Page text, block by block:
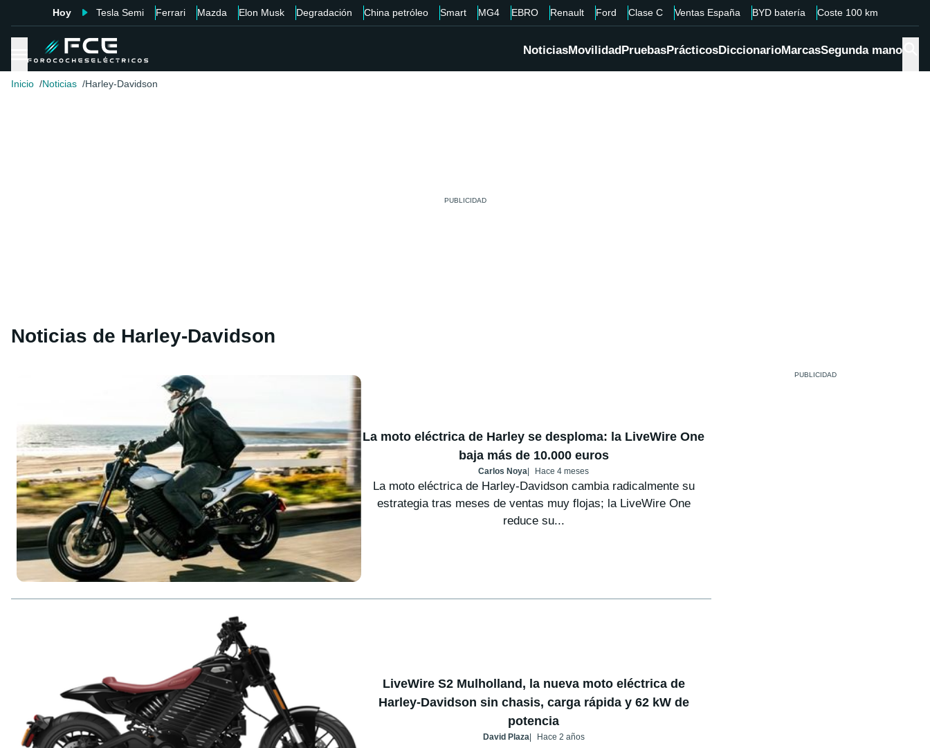
Hoy Tesla Semi Ferrari Mazda Elon Musk Degradación China petróleo Smart MG4 EBRO Renault Ford Clase C Ventas España BYD batería Coste 100 km
NoticiasMovilidadPruebasPrácticosDiccionarioMarcasSegunda mano
Inicio Noticias Harley-Davidson
Noticias de Harley-Davidson
La moto eléctrica de Harley se desploma: la LiveWire One
baja más de 10.000 euros
Carlos Noya Hace 4 meses
La moto eléctrica de Harley-Davidson cambia radicalmente su
estrategia tras meses de ventas muy flojas; la LiveWire One
reduce su...
LiveWire S2 Mulholland, la nueva moto eléctrica de
Harley-Davidson sin chasis, carga rápida y 62 kW de
potencia
David Plaza Hace 2 años